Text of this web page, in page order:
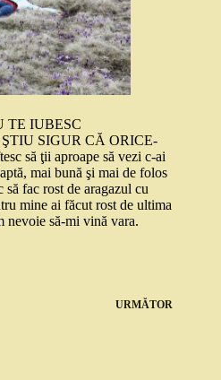
TE IUBESC
SIGUR CĂ ORICE-
să ţii aproape să vezi c-ai
mai bună şi mai de folos
să fac rost de aragazul cu
mine ai făcut rost de ultima
nevoie să-mi vină vara.
URMĂTOR